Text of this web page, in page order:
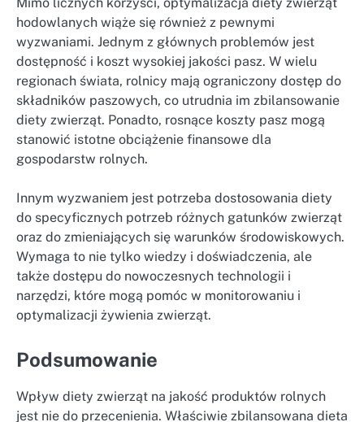
hodowlanych wiąże się również z pewnymi
wyzwaniami. Jednym z głównych problemów jest
dostępność i koszt wysokiej jakości pasz. W wielu
regionach świata, rolnicy mają ograniczony dostęp do
składników paszowych, co utrudnia im zbilansowanie
diety zwierząt. Ponadto, rosnące koszty pasz mogą
stanowić istotne obciążenie finansowe dla
gospodarstw rolnych.
Innym wyzwaniem jest potrzeba dostosowania diety
do specyficznych potrzeb różnych gatunków zwierząt
oraz do zmieniających się warunków środowiskowych.
Wymaga to nie tylko wiedzy i doświadczenia, ale
także dostępu do nowoczesnych technologii i
narzędzi, które mogą pomóc w monitorowaniu i
optymalizacji żywienia zwierząt.
Podsumowanie
Wpływ diety zwierząt na jakość produktów rolnych
jest nie do przecenienia. Właściwie zbilansowana dieta